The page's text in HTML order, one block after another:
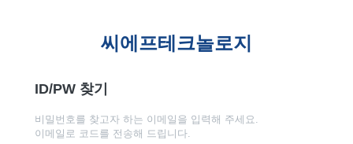
씨에프테크놀로지
ID/PW 찾기
비밀번호를 찾고자 하는 이메일을 입력해 주세요.
이메일로 코드를 전송해 드립니다.